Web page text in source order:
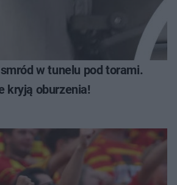
w tunelu pod torami.
kryją oburzenia!